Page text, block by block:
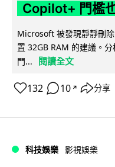
Copilot+ 門檻
Microsoft 被發現靜靜刪
置 32GB RAM 的建議。
門...
閱讀全文
132 10 ↗ 分享
科技娛樂 影視娛樂